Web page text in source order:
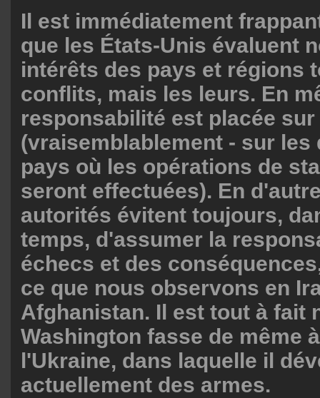
Il est immédiatement
que les États-Unis évaluent
intérêts des pays et régions
conflits, mais les leurs. En
responsabilité est placée
(vraisemblablement - sur les
pays où les opérations de
seront effectuées). En
autorités évitent toujours,
temps, d'assumer la
échecs et des
ce que nous observons en
Afghanistan. Il est tout à fait
Washington fasse de même
l'Ukraine, dans laquelle il
actuellement des armes.